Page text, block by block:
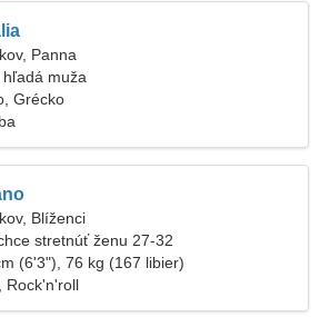
Panna
muža
Grécko
Blíženci
stretnúť ženu 27-32
(6'3"), 76 kg (167 libier)
Rock'n'roll